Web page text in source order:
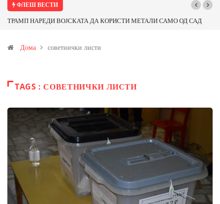
ФЛЕШ ВЕСТИ
ВОЈСКАТА ДА КОРИСТИ МЕТАЛИ САМО ОД САД
со антимонот?
Почнува
Дома советнички листи
TAGS : СОВЕТНИЧКИ ЛИСТИ